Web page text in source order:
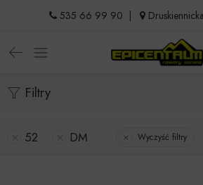
535 66 99 90
Filtry
52 DM Wyczyść filtry